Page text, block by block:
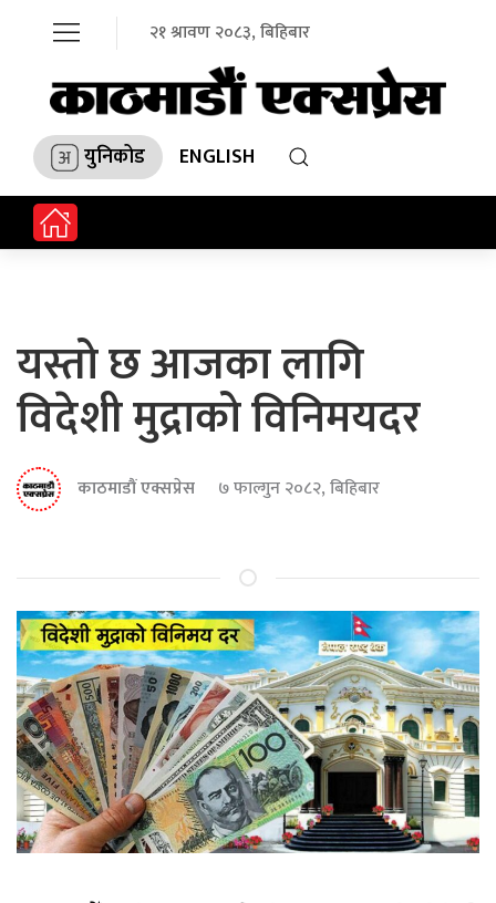
२१ श्रावण २०८३, बिहिबार
युनिकोड ENGLISH
यस्तो छ आजका लागि
विदेशी मुद्राको विनिमयदर
काठमाडौं एक्सप्रेस ७ फाल्गुन २०८२, बिहिबार